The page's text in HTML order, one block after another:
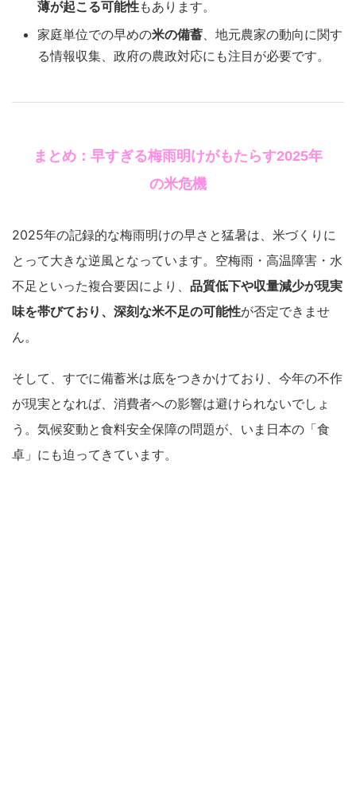
薄が起こる可能性もあります。
家庭単位での早めの米の備蓄、地元農家の動向に関す
る情報収集、政府の農政対応にも注目が必要です。
まとめ：早すぎる梅雨明けがもたらす2025年
の米危機
2025年の記録的な梅雨明けの早さと猛暑は、米づくりに
とって大きな逆風となっています。空梅雨・高温障害・水
不足といった複合要因により、 品質低下や収量減少が現実
味を帯びており、深刻な米不足の可能性が否定できませ
ん。
そして、すでに備蓄米は底をつきかけており、今年の不作
が現実となれば、消費者への影響は避けられないでしょ
う。気候変動と食料安全保障の問題が、いま日本の「食
卓」にも迫ってきています。